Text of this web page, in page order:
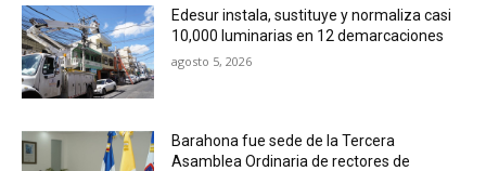
Edesur instala, sustituye y normaliza casi
10,000 luminarias en 12 demarcaciones
agosto 5, 2026
Barahona fue sede de la Tercera
Asamblea Ordinaria de rectores de